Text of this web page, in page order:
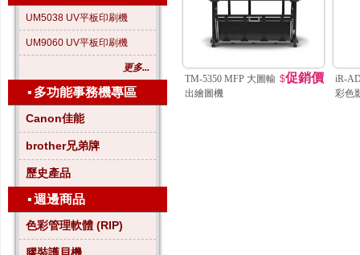
UM5038 UV平板印刷機
UM9060 UV平板印刷機
更多...
▪ 多功能事務機專區
Canon佳能
brother兄弟牌
歷史產品
▪週邊商品
色彩管理軟體 (RIP)
TM-5350 MFP 大圖輸
出繪圖機
$促銷價
iR-
彩色